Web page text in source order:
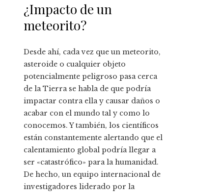
¿Impacto de un
meteorito?
Desde ahí, cada vez que un meteorito,
asteroide o cualquier objeto
potencialmente peligroso pasa cerca
de la Tierra se habla de que podría
impactar contra ella y causar daños o
acabar con el mundo tal y como lo
conocemos. Y también, los científicos
están constantemente alertando que el
calentamiento global podría llegar a
ser «catastrófico» para la humanidad.
De hecho, un equipo internacional de
investigadores liderado por la